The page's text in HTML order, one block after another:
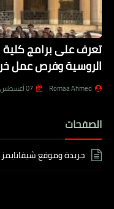
تعرف على برامج كلية
الروسية وفرص عمل
Romaa Ahmed 07 أغسطس 2026
الصفحات
جريدة وموقع شيفاتايمز